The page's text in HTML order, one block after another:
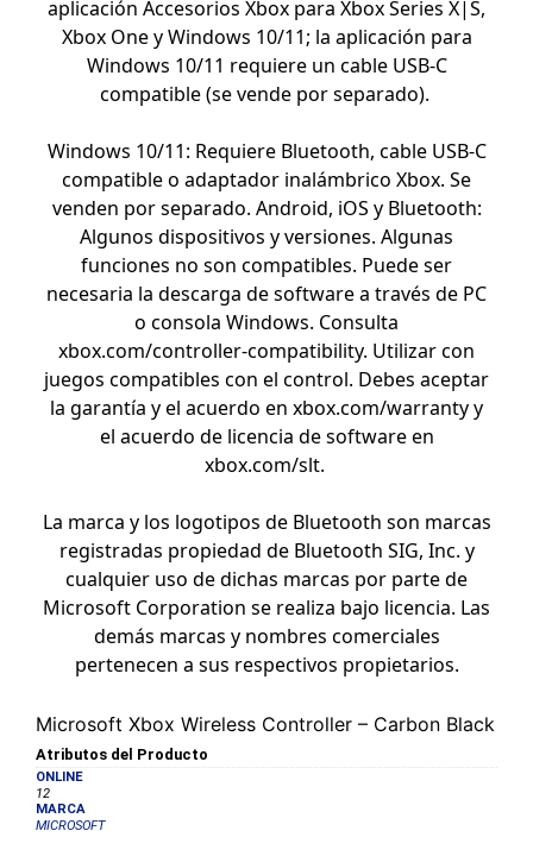
aplicación Accesorios Xbox para Xbox Series X|S,
Xbox One y Windows 10/11; la aplicación para
Windows 10/11 requiere un cable USB-C
compatible (se vende por separado).
Windows 10/11: Requiere Bluetooth, cable USB-C
compatible o adaptador inalámbrico Xbox. Se
venden por separado. Android, iOS y Bluetooth:
Algunos dispositivos y versiones. Algunas
funciones no son compatibles. Puede ser
necesaria la descarga de software a través de PC
o consola Windows. Consulta
xbox.com/controller-compatibility. Utilizar con
juegos compatibles con el control. Debes aceptar
la garantía y el acuerdo en xbox.com/warranty y
el acuerdo de licencia de software en
xbox.com/slt.
La marca y los logotipos de Bluetooth son marcas
registradas propiedad de Bluetooth SIG, Inc. y
cualquier uso de dichas marcas por parte de
Microsoft Corporation se realiza bajo licencia. Las
demás marcas y nombres comerciales
pertenecen a sus respectivos propietarios.
Microsoft Xbox Wireless Controller – Carbon Black
Atributos del Producto
ONLINE
12
MARCA
MICROSOFT